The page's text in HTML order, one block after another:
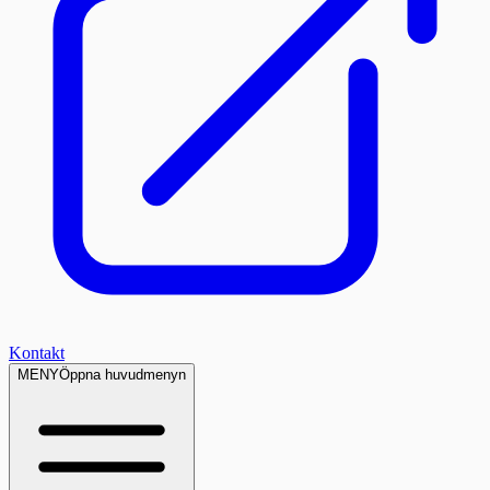
Kontakt
MENYÖppna huvudmenyn